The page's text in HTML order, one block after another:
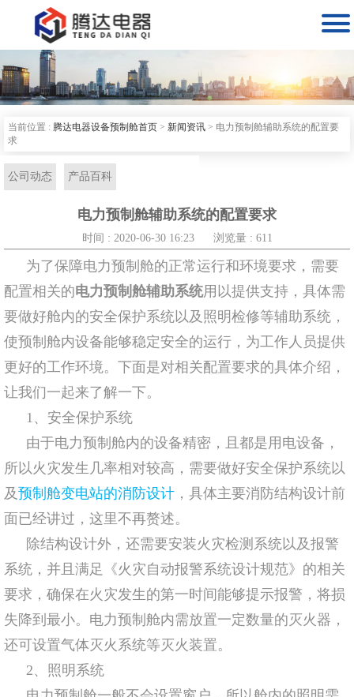

当前位置 : 腾达电器设备预制舱首页 > 新闻资讯 > 电力预制舱辅助系统的配置要
求
公司动态 产品百科
电力预制舱辅助系统的配置要求
时间 : 2020-06-30 16:23 浏览量 : 611
为了保障电力预制舱的正常运行和环境要求，需要
配置相关的电力预制舱辅助系统用以提供支持，具体需
要做好舱内的安全保护系统以及照明检修等辅助系统，
使预制舱内设备能够稳定安全的运行，为工作人员提供
更好的工作环境。下面是对相关配置要求的具体介绍，
让我们一起来了解一下。
1、安全保护系统
由于电力预制舱内的设备精密，且都是用电设备，
所以火灾发生几率相对较高，需要做好安全保护系统以
及预制舱变电站的消防设计 ，具体主要消防结构设计前
面已经讲过，这里不再赘述。
除结构设计外，还需要安装火灾检测系统以及报警
系统，并且满足《火灾自动报警系统设计规范》的相关
要求，确保在火灾发生的第一时间能够提示报警，将损
失降到最小。电力预制舱内需放置一定数量的灭火器，
还可设置气体灭火系统等灭火装置。
2、照明系统